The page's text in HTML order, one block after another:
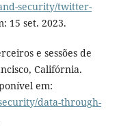
security/twitter-
15 set. 2023.
e sessões de
Califórnia.
em:
data-through-